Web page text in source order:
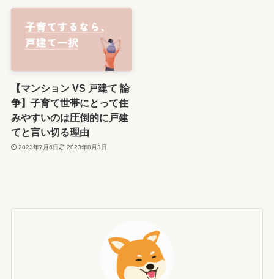
【マンション VS 戸建て 論
争】子育て世帯にとって住
みやすいのは圧倒的に戸建
てと言い切る理由
2023年7月6日 2023年8月3日